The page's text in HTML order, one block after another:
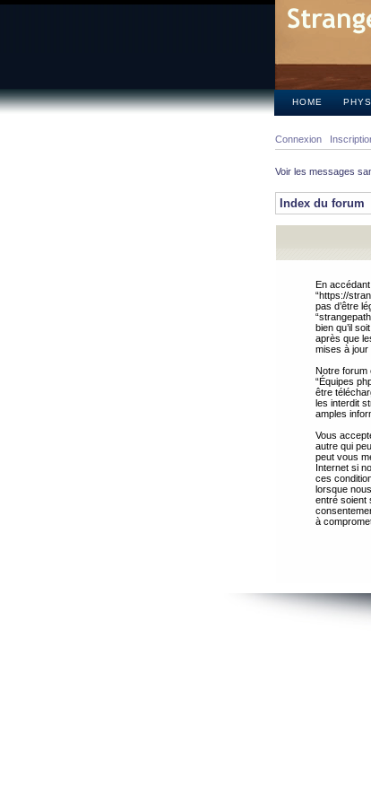
HOME
Connexion
Voir les messages
Index du forum
En accédant
“https://
pas d’être
bien qu’il
après que
mises à jour
Notre forum
“Équipes
être
les interdit
amples
Vous
autre qui
peut vous
Internet si
ces
lorsque
entré soient
à